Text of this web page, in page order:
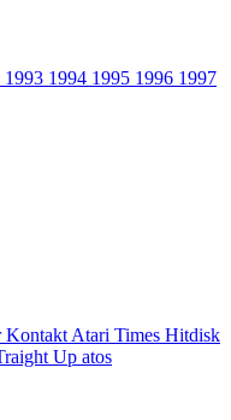
1993 1994 1995 1996 1997
Kontakt Atari Times Hitdisk
Up atos